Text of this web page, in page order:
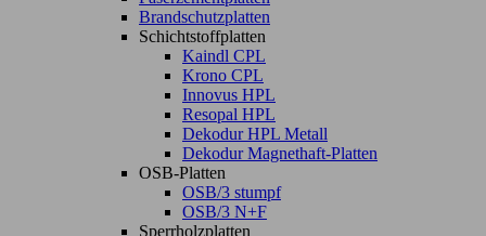
Brandschutzplatten
Schichtstoffplatten
Kaindl CPL
Krono CPL
Innovus HPL
Resopal HPL
Dekodur HPL Metall
Dekodur Magnethaft-Platten
OSB-Platten
OSB/3 stumpf
OSB/3 N+F
Sperrholzplatten